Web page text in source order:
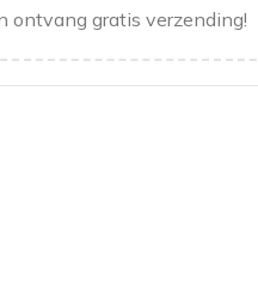
ontvang gratis verzending!